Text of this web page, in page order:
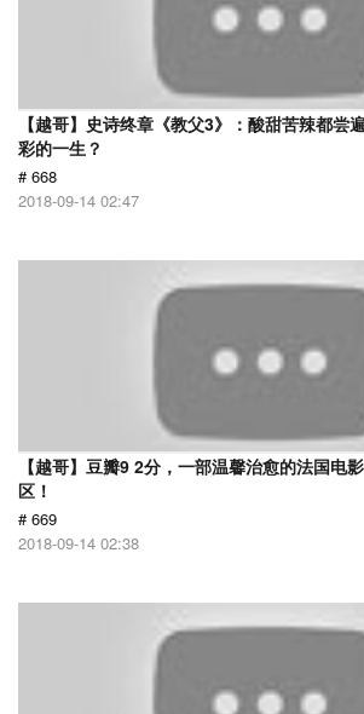
【越哥】史诗终章《教父3》：酸甜苦辣都尝
彩的一生？
# 668
2018-09-14 02:47
【越哥】豆瓣9 2分，一部温馨治愈的法国电
区！
# 669
2018-09-14 02:38